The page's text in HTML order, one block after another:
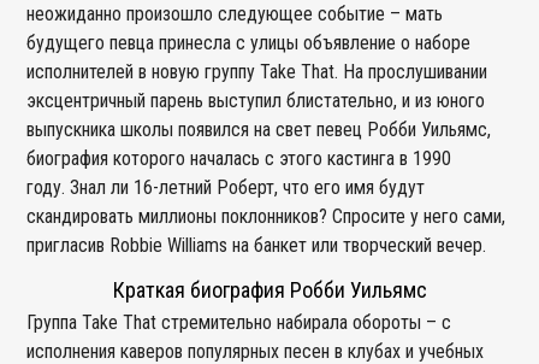
неожиданно произошло следующее событие – мать
будущего певца принесла с улицы объявление о наборе
исполнителей в новую группу Take That. На прослушивании
эксцентричный парень выступил блистательно, и из юного
выпускника школы появился на свет певец Робби Уильямс,
биография которого началась с этого кастинга в 1990
году. Знал ли 16-летний Роберт, что его имя будут
скандировать миллионы поклонников? Спросите у него сами,
пригласив Robbie Williams на банкет или творческий вечер.
Краткая биография Робби Уильямс
Группа Take That стремительно набирала обороты – с
исполнения каверов популярных песен в клубах и учебных